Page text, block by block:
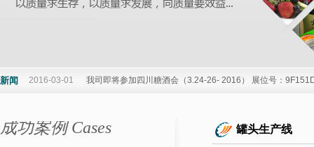
新闻 2016-03-01 我司即将参加四川糖酒会（3.24-26- 2016） 展位号：
成功案例 Cases 罐头生产线